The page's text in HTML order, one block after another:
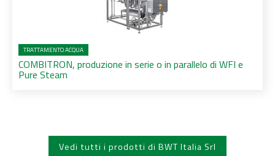
TRATTAMENTO ACQUA
COMBITRON, produzione in serie o in parallelo di WFI e
Pure Steam
Vedi tutti i prodotti di BWT Italia Srl